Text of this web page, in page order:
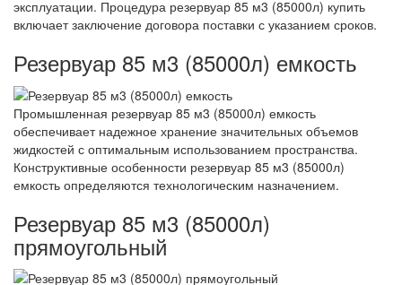
эксплуатации. Процедура резервуар 85 м3 (85000л) купить
включает заключение договора поставки с указанием сроков.
Резервуар 85 м3 (85000л) емкость
Промышленная резервуар 85 м3 (85000л) емкость
обеспечивает надежное хранение значительных объемов
жидкостей с оптимальным использованием пространства.
Конструктивные особенности резервуар 85 м3 (85000л)
емкость определяются технологическим назначением.
Резервуар 85 м3 (85000л)
прямоугольный